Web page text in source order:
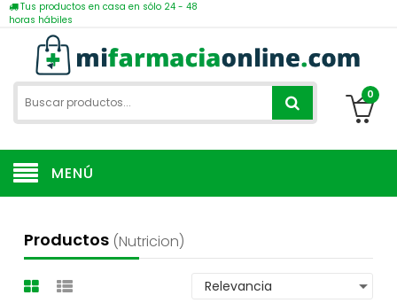
Tus productos en casa en sólo 24 - 48
horas hábiles
0
MENÚ
Productos (nutricion)